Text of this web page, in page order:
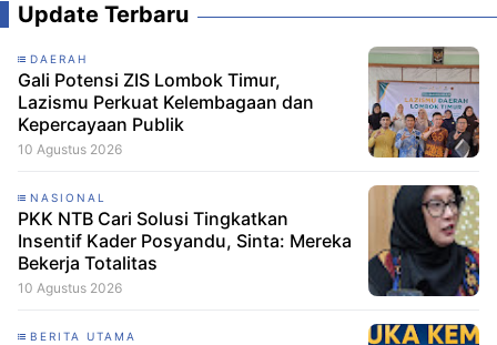
Update Terbaru
DAERAH
Gali Potensi ZIS Lombok Timur,
Lazismu Perkuat Kelembagaan dan
Kepercayaan Publik
10 Agustus 2026
NASIONAL
PKK NTB Cari Solusi Tingkatkan
Insentif Kader Posyandu, Sinta: Mereka
Bekerja Totalitas
10 Agustus 2026
BERITA UTAMA